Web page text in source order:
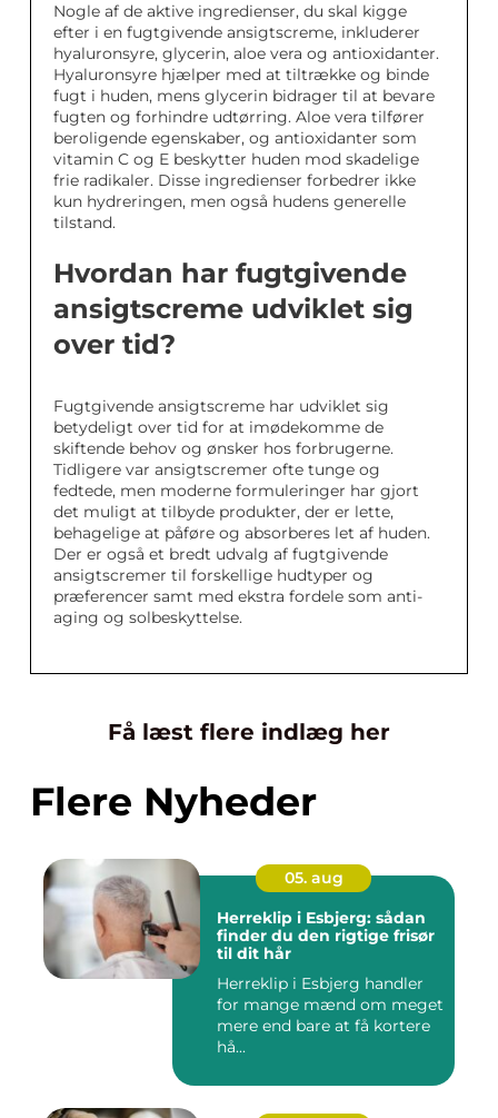
Nogle af de aktive ingredienser, du skal kigge
efter i en fugtgivende ansigtscreme, inkluderer
hyaluronsyre, glycerin, aloe vera og antioxidanter.
Hyaluronsyre hjælper med at tiltrække og binde
fugt i huden, mens glycerin bidrager til at bevare
fugten og forhindre udtørring. Aloe vera tilfører
beroligende egenskaber, og antioxidanter som
vitamin C og E beskytter huden mod skadelige
frie radikaler. Disse ingredienser forbedrer ikke
kun hydreringen, men også hudens generelle
tilstand.
Hvordan har fugtgivende
ansigtscreme udviklet sig
over tid?
Fugtgivende ansigtscreme har udviklet sig
betydeligt over tid for at imødekomme de
skiftende behov og ønsker hos forbrugerne.
Tidligere var ansigtscremer ofte tunge og
fedtede, men moderne formuleringer har gjort
det muligt at tilbyde produkter, der er lette,
behagelige at påføre og absorberes let af huden.
Der er også et bredt udvalg af fugtgivende
ansigtscremer til forskellige hudtyper og
præferencer samt med ekstra fordele som anti-
aging og solbeskyttelse.
Få læst flere indlæg her
Flere Nyheder
05. aug
Herreklip i Esbjerg: sådan
finder du den rigtige frisør
til dit hår
Herreklip i Esbjerg handler
for mange mænd om meget
mere end bare at få kortere
hå...